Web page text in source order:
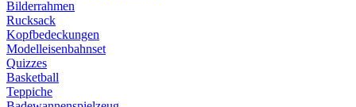
Bilderrahmen
Rucksack
Kopfbedeckungen
Modelleisenbahnset
Quizzes
Basketball
Teppiche